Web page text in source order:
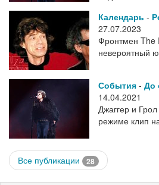
Календарь -
27.07.2023
Фронтмен The
невероятный
События - До
14.04.2021
Джаггер и
режиме клип
Все публикации 28